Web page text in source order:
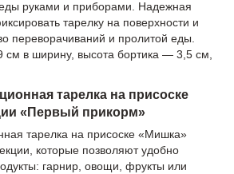
руками и приборами. Надежная
тарелку на поверхности и
переворачиваний и пролитой еды.
в ширину, высота бортика — 3,5 см,
тарелка на присоске
«Первый прикорм»
тарелка на присоске «Мишка»
которые позволяют удобно
гарнир, овощи, фрукты или